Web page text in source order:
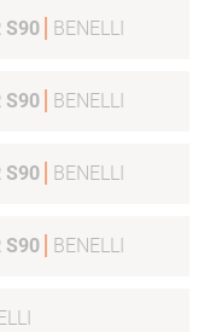
S90 BENELLI
S90 BENELLI
S90 BENELLI
S90 BENELLI